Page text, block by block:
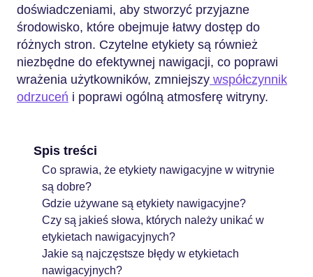
doświadczeniami, aby stworzyć przyjazne
środowisko, które obejmuje łatwy dostęp do
różnych stron. Czytelne etykiety są również
niezbędne do efektywnej nawigacji, co poprawi
wrażenia użytkowników, zmniejszy współczynnik
odrzuceń i poprawi ogólną atmosferę witryny.
Spis treści
Co sprawia, że etykiety nawigacyjne w witrynie
są dobre?
Gdzie używane są etykiety nawigacyjne?
Czy są jakieś słowa, których należy unikać w
etykietach nawigacyjnych?
Jakie są najczęstsze błędy w etykietach
nawigacyjnych?